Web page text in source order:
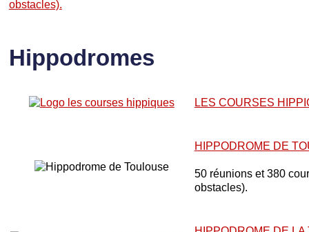
obstacles).
Hippodromes
LES COURSES
HIPPODROME DE
50 réunions et 380
obstacles).